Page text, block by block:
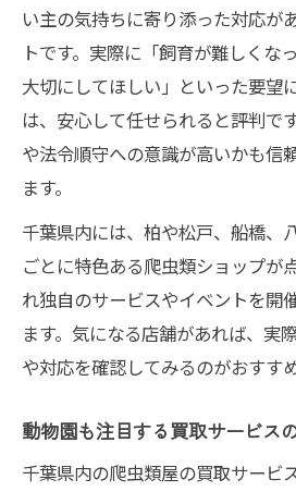
い主の気持ちに寄り添った対応が
トです。実際に「飼育が難しくな
大切にしてほしい」といった要望
は、安心して任せられると評判で
や法令順守への意識が高いかも信
ます。
千葉県内には、柏や松戸、船橋、
ごとに特色ある爬虫類ショップが
れ独自のサービスやイベントを開
ます。気になる店舗があれば、実
や対応を確認してみるのがおすすめ
動物園も注目する買取サービス
千葉県内の爬虫類屋の買取サービ